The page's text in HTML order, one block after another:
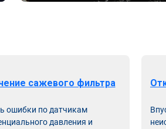
сажевого фильтра
ошибки по датчикам
давления и